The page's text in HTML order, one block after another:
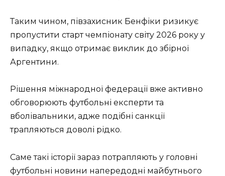
Таким чином, півзахисник Бенфіки ризикує
пропустити старт чемпіонату світу 2026 року у
випадку, якщо отримає виклик до збірної
Аргентини.
Рішення міжнародної федерації вже активно
обговорюють футбольні експерти та
вболівальники, адже подібні санкції
трапляються доволі рідко.
Саме такі історії зараз потрапляють у головні
футбольні новини напередодні майбутнього